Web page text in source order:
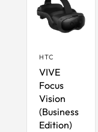
HTC
VIVE
Focus
Vision
(Business
Edition)